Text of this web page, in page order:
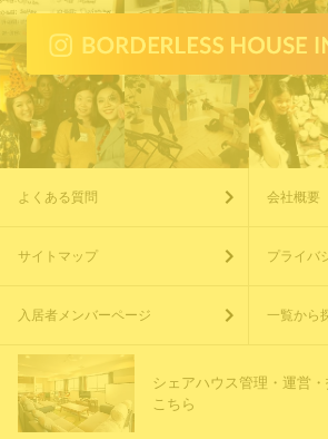
よくある質問 会社概要
サイトマップ プライバ
入居者メンバーページ 一覧から
シェアハウス管理・運営
こちら